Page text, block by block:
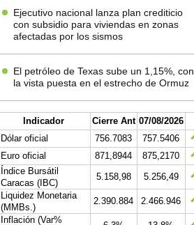
Ejecutivo nacional lanza plan crediticio
con subsidio para viviendas en zonas
afectadas por los sismos
El petróleo de Texas sube un 1,15%, con
la vista puesta en el estrecho de Ormuz
Indicador Cierre Ant 07/08/2026
Dólar oficial
756.7083
757.5406
Euro oficial
871,8944
875,2170
Índice Bursátil
Caracas (IBC)
5.158,98
5.256,49
Liquidez Monetaria
(MMBs.)
2.390.884
2.466.946
Inflación (Var%